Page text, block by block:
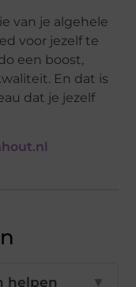
van je algehele
voor jezelf te
een boost,
En dat is
dat je jezelf
helpen
▼